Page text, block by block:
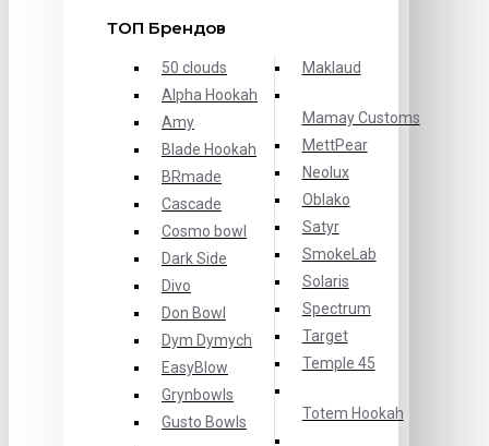
ТОП Брендов
50 clouds
Alpha Hookah
Amy
Blade Hookah
BRmade
Cascade
Cosmo bowl
Dark Side
Divo
Don Bowl
Dym Dymych
EasyBlow
Grynbowls
Gusto Bowls
Maklaud
Mamay Customs
MettPear
Neolux
Oblako
Satyr
SmokeLab
Solaris
Spectrum
Target
Temple 45
Totem Hookah